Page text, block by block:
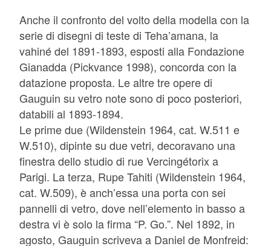
Anche il confronto del volto della modella con la
serie di disegni di teste di Teha’amana, la
vahiné del 1891-1893, esposti alla Fondazione
Gianadda (Pickvance 1998), concorda con la
datazione proposta. Le altre tre opere di
Gauguin su vetro note sono di poco posteriori,
databili al 1893-1894.
Le prime due (Wildenstein 1964, cat. W.511 e
W.510), dipinte su due vetri, decoravano una
finestra dello studio di rue Vercingétorix a
Parigi. La terza, Rupe Tahiti (Wildenstein 1964,
cat. W.509), è anch’essa una porta con sei
pannelli di vetro, dove nell’elemento in basso a
destra vi è solo la firma “P. Go.”. Nel 1892, in
agosto, Gauguin scriveva a Daniel de Monfreid: